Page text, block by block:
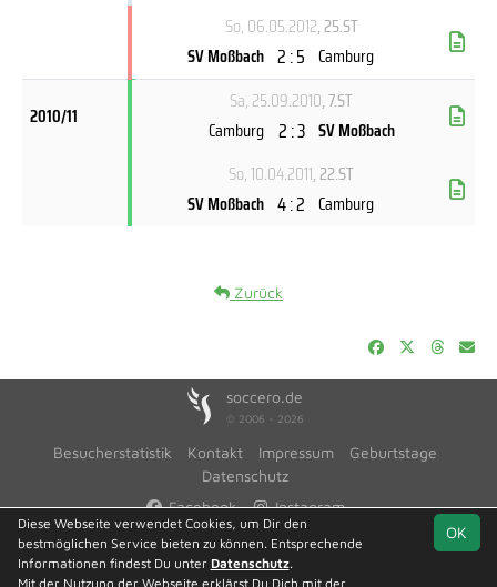
So, 06.05.2012, 25.ST
SV Moßbach 2 : 5 Camburg
2010/11
Sa, 25.09.2010, 7.ST
Camburg 2 : 3 SV Moßbach
So, 10.04.2011, 22.ST
SV Moßbach 4 : 2 Camburg
Zurück
soccero.de
© 2006 - 2026
Besucherstatistik Kontakt Impressum
Geburtstage
Datenschutz
Facebook
Instagram
OK
Diese Webseite verwendet Cookies, um Dir den
bestmöglichen Service bieten zu können. Entsprechende
Informationen findest Du unter Datenschutz.
Mit der Nutzung der Webseite erklärst Du Dich mit der